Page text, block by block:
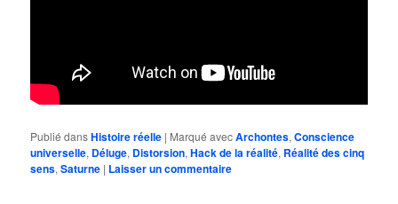
Publié dansHistoire réelle | Marqué avecArchontes,Conscience
universelle, Déluge, Distorsion,Hack de la réalité, Réalité des cinq
sens,Saturne | Laisser un commentaire